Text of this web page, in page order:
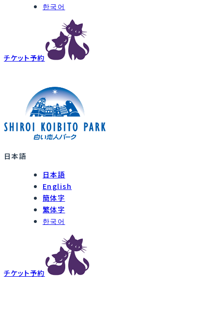
한국어
チケット予約
日本語
日本語
English
簡体字
繁体字
한국어
チケット予約